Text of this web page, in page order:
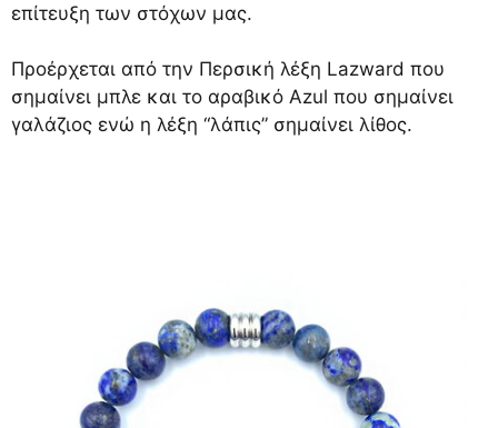
επίτευξη των στόχων μας.
Προέρχεται από την Περσική λέξη Lazward που
σημαίνει μπλε και το αραβικό Azul που σημαίνει
γαλάζιος ενώ η λέξη “λάπις” σημαίνει λίθος.